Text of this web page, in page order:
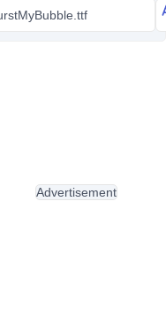
Advertisement